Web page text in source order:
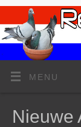
MENU
Nieuwe